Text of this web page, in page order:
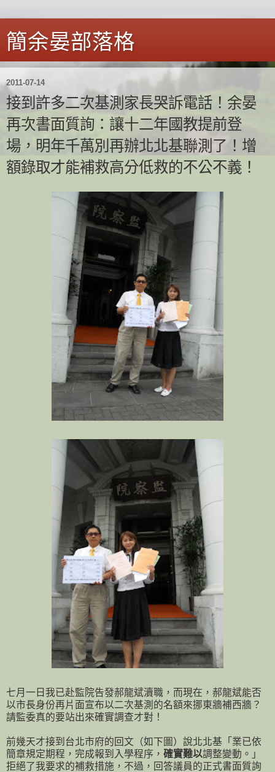
簡余晏部落格
2011-07-14
接到許多二次基測家長哭訴電話！余晏
再次書面質詢：讓十二年國教提前登
場，明年千萬別再辦北北基聯測了！增
額錄取才能補救高分低救的不公不義！
七月一日我已赴監院告發郝龍斌瀆職，而現在，郝龍斌能否
以市長身份再片面宣布以二次基測的名額來挪東牆補西牆？
請監委真的要站出來確實調查才對！
前幾天才接到台北市府的回文（如下圖）說北北基「業已依
簡章規定期程，完成報到入學程序， 確實難以調整變動。」
拒絕了我要求的補救措施，不過，回答議員的正式書面質詢